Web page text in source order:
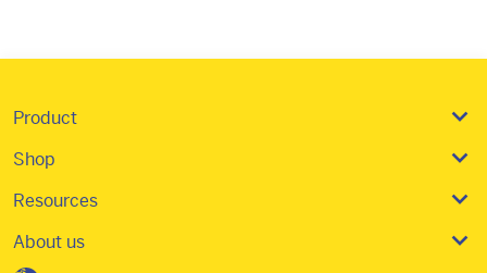
Product
Shop
Resources
About us